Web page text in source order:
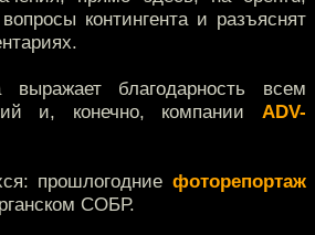
контингента и разъяснят
выражает благодарность всем
и, конечно, компании ADV-
прошлогодние фоторепортаж
СОБР.